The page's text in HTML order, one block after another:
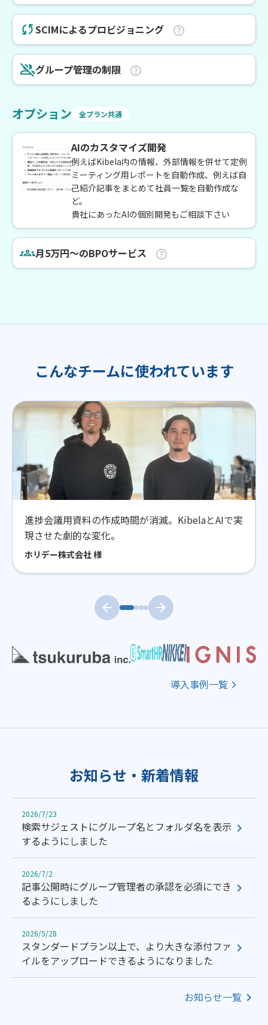
SCIMによるプロビジョニング
グループ管理の制限
オプション 全プラン共通
AIのカスタマイズ開発
例えばKibela内の情報、外部情報を併せて定例
ミーティング用レポートを自動作成、例えば自
己紹介記事をまとめて社員一覧を自動作成な
ど。
貴社にあったAIの個別開発もご相談下さい
月5万円〜のBPOサービス
こんなチームに使われています
進捗会議用資料の作成時間が消滅。KibelaとAIで実
現させた劇的な変化。
ホリデー株式会社 様
導入事例一覧
お知らせ・新着情報
2026/7/23
検索サジェストにグループ名とフォルダ名を表示
するようにしました
2026/7/2
記事公開時にグループ管理者の承認を必須にでき
るようにしました
2026/5/28
スタンダードプラン以上で、より大きな添付ファ
イルをアップロードできるようになりました
お知らせ一覧